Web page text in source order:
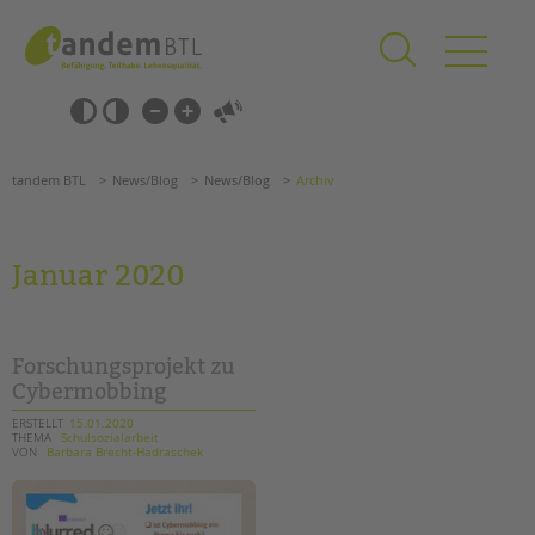
springen
Barrierefrei-
Einstellungen
überspringen
überspringen
Förderzentren
Kollegs
EFöB
Schulbezogene Sozialarbeit
HILFEN ZUR ERZIEHUNG
tandem BTL News/Blog News/Blog Archiv
Januar 2020
Forschungsprojekt zu
Cybermobbing
ERSTELLT 15.01.2020
THEMA Schulsozialarbeit
VON
Barbara Brecht-Hadraschek